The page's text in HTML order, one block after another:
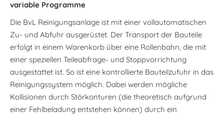
variable Programme
Die BvL Reinigungsanlage ist mit einer vollautomatischen
Zu- und Abfuhr ausgerüstet. Der Transport der Bauteile
erfolgt in einem Warenkorb über eine Rollenbahn, die mit
einer speziellen Teileabfrage- und Stoppvorrichtung
ausgestattet ist. So ist eine kontrollierte Bauteilzufuhr in das
Reinigungssystem möglich. Dabei werden mögliche
Kollisionen durch Störkonturen (die theoretisch aufgrund
einer Fehlbeladung entstehen können) durch ein